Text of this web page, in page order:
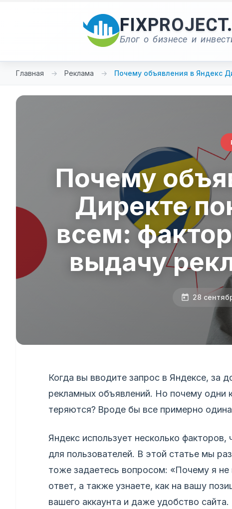
Блог о бизнесе и
Главная → Реклама → Почему объявления в Яндекс
Почему
Директе
всем:
выдачу
28
Когда вы вводите запрос в Яндексе, за
рекламных объявлений. Но почему одни
теряются? Вроде бы все примерно
Яндекс использует несколько
для пользователей. В этой статье мы
тоже задаетесь вопросом: «Почему я
ответ, а также узнаете, как на вашу
вашего аккаунта и даже удобство сайта.